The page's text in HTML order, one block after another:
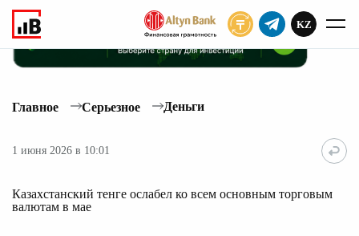
KZ
Главное Серьезное Деньги
1 июня 2026 в 10:01
Казахстанский тенге ослабел ко всем основным торговым
валютам в мае